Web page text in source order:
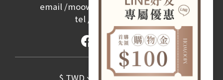
email /moowoh.service@gmail.com
tel /
(02) 2657-2968
$ TWD English